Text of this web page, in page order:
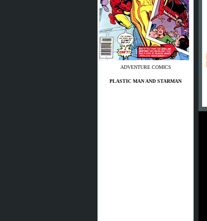
ADVENTURE COMICS
PLASTIC MAN AND STARMAN